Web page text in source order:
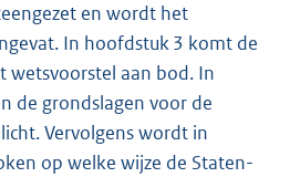
en wordt het
In hoofdstuk 3 komt de
wetsvoorstel aan bod. In
de grondslagen voor de
Vervolgens wordt in
op welke wijze de Staten-